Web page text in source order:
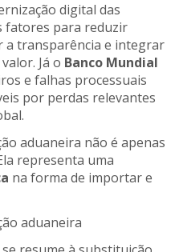
digital das
fatores para reduzir
a transparência e integrar
Já o Banco Mundial
e falhas processuais
por perdas relevantes
aduaneira não é apenas
representa uma
na forma de importar e
aduaneira